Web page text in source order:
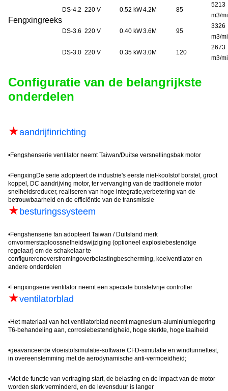
Fengxingreeks
DS-4.2 220 V 0.52 kW4.2M 85
5213
m3/
DS-3.6 220 V 0.40 kW3.6M 95
3326
m3/
DS-3.0 220 V 0.35 kW3.0M 120
2673
m3/
Configuratie van de belangrijkste
onderdelen
★aandrijfinrichting
•Fengshenserie ventilator neemt Taiwan/Duitse versnellingsbak motor
•FengxingDe serie adopteert de industrie's eerste niet-koolstof borstel, groot
koppel, DC aandrijving motor, ter vervanging van de traditionele motor
snelheidsreducer, realiseren van hoge integratie,verbetering van de
betrouwbaarheid en de efficiëntie van de transmissie
★besturingssysteem
•Fengshenserie fan adopteert Taiwan / Duitsland merk
omvormerstaploossnelheidswijziging (optioneel explosiebestendige
regelaar) om de schakelaar te
configurerenoverstromingoverbelastingbescherming, koelventilator en
andere onderdelen
•Fengxingserie ventilator neemt een speciale borstelvrije controller
★ventilatorblad
•Het materiaal van het ventilatorblad neemt magnesium-aluminiumlegering
T6-behandeling aan, corrosiebestendigheid, hoge sterkte, hoge taaiheid
•geavanceerde vloeistofsimulatie-software CFD-simulatie en windtunneltest,
in overeenstemming met de aerodynamische anti-vermoeidheid;
•Met de functie van vertraging start, de belasting en de impact van de motor
worden sterk verminderd, en de levensduur is langer